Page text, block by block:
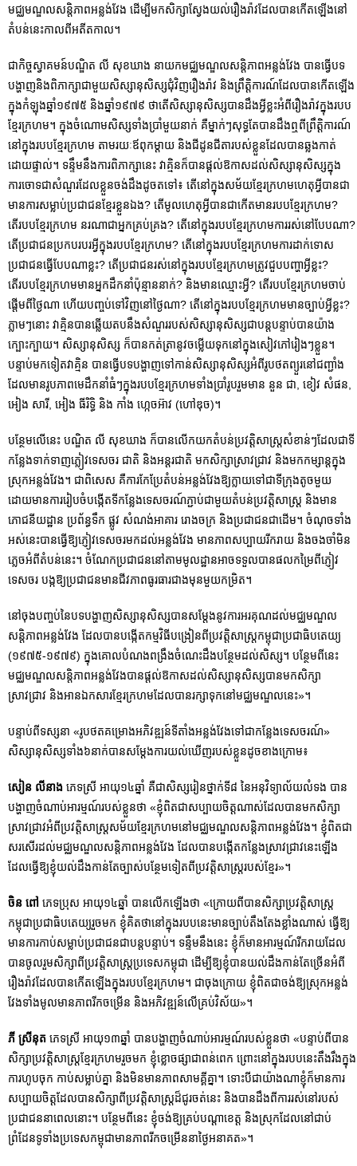
មជ្ឈមណ្ឌលសន្តិភាពអន្លង់វែង ដើម្បីមកសិក្សាស្វែងយល់រឿងរ៉ាវដែលបានកើតឡើងនៅ
តំបន់នេះកាលពីអតីតកាល។
ជាកិច្ចស្វាគមន៍បណ្ឌិត លី សុខឃាង នាយកមជ្ឈមណ្ឌលសន្ដិភាពអន្លង់វែង បានធ្វើបទ
បង្ហាញនិងពិភាក្សាជាមួយសិស្សានុសិស្សជុំវិញរឿងរ៉ាវ និងព្រឹត្តិការណ៍ដែលបានកើតឡើង
ក្នុងកំឡុងឆ្នាំ១៩៧៥ និងឆ្នាំ១៩៧៩ ថាតើសិស្សានុសិស្សបានដឹងអ្វីខ្លះអំពីរឿងរ៉ាវក្នុងរបប
ខ្មែរក្រហម។ ក្នុងចំណោមសិស្សទាំងប្រាំមួយនាក់ គឺម្នាក់ៗសុទ្ធតែបានដឹងឮពីព្រឹត្តិការណ៍
នៅក្នុងរបបខ្មែរក្រហម តាមរយៈឪពុកម្ដាយ និងជីដូនជីតារបស់ខ្លួនដែលបានឆ្លងកាត់
ដោយផ្ទាល់។ ទន្ទឹមនឹងការពិភាក្សានេះ វាគ្មិនក៏បានផ្ដល់ឱកាសដល់សិស្សានុសិស្សក្នុង
ការចោទជាសំណួរដែលខ្លួនចង់ដឹងដូចតទៅ៖ តើនៅក្នុងសម័យខ្មែរក្រហមហេតុអ្វីបានជា
មានការសម្លាប់ប្រជាជនខ្មែរខ្លួនឯង? តើមូលហេតុអ្វីបានជាកើតមានរបបខ្មែរក្រហម?
តើរបបខ្មែរក្រហម នរណាជាអ្នកគ្រប់គ្រង? តើនៅក្នុងរបបខ្មែរក្រហមការរស់នៅបែបណា?
តើប្រជាជនប្រកបរបរអ្វីក្នុងរបបខ្មែរក្រហម? តើនៅក្នុងរបបខ្មែរក្រហមការដាក់ទោស
ប្រជាជនធ្វើបែបណាខ្លះ? តើប្រជាជនរស់នៅក្នុងរបបខ្មែរក្រហមត្រូវជួបបញ្ហាអ្វីខ្លះ?
តើរបបខ្មែរក្រហមមានអ្នកដឹកនាំប៉ុន្មាននាក់? និងមានឈ្មោះអ្វី? តើរបបខ្មែរក្រហមចាប់
ផ្ដើមពីថ្ងៃណា ហើយបញ្ចប់ទៅវិញនៅថ្ងៃណា? តើនៅក្នុងរបបខ្មែរក្រហមមានច្បាប់អ្វីខ្លះ?
ភ្លាមៗនោះ វាគ្មិនបានឆ្លើយតបនឹងសំណួររបស់សិស្សានុសិស្សជាបន្តបន្ទាប់បានយ៉ាង
ក្បោះក្បាយ។ សិស្សានុសិស្ស ក៏បានកត់ត្រានូវចម្លើយទុកនៅក្នុងសៀវភៅរៀងៗខ្លួន។
បន្ទាប់មកទៀតវាគ្មិន បានធ្វើបទបង្ហាញទៅកាន់សិស្សានុសិស្សអំពីរូបថតព្យួរនៅជញ្ជាំង
ដែលមានរូបភាពមេដឹកនាំធំៗក្នុងរបបខ្មែរក្រហមទាំងប្រាំរូបរួមមាន នួន ជា, ខៀវ សំផន,
អៀង សារី, អៀង ធីរិទ្ធិ និង កាំង ហ្កេចអ៊ាវ (ហៅឌុច)។
បន្ថែមលើនេះ បណ្ឌិត លី សុខឃាង ក៏បានលើកយកតំបន់ប្រវត្តិសាស្រ្តសំខាន់ៗដែលជាទី
កន្លែងទាក់ទាញភ្លៀវទេសចរ ជាតិ និងអន្តរជាតិ មកសិក្សាស្រាវជ្រាវ និងមកកម្សាន្តក្នុង
ស្រុកអន្លង់វែង។ ជាពិសេស គឺការកែប្រែតំបន់អន្លង់វែងឱ្យក្លាយទៅជាទីក្រុងតូចមួយ
ដោយមានការរៀបចំបង្កើតទីកន្លែងទេសចរណ៍ភ្ជាប់ជាមួយតំបន់ប្រវត្តិសាស្រ្ត និងមាន
ភោជនីយដ្ឋាន ប្រព័ន្ធទឹក ផ្លូវ សំណង់អាគារ រោងចក្រ និងប្រជាជនជាដើម។ ចំណុចទាំង
អស់នេះបានធ្វើឱ្យភ្ញៀវទេសចរមកដល់អន្លង់វែង មានភាពសប្បាយរីករាយ និងចងចាំមិន
ភ្លេចអំពីតំបន់នេះ។ ចំណែកប្រជាជននៅតាមមូលដ្ឋានអាចទទួលបានផលកម្រៃពីភ្ញៀវ
ទេសចរ បង្កឱ្យប្រជាជនមានជីវភាពធូរធារជាងមុនមួយកម្រិត។
នៅចុងបញ្ចប់នៃបទបង្ហាញសិស្សានុសិស្សបានសម្ដែងនូវការអរគុណដល់មជ្ឈមណ្ឌល
សន្តិភាពអន្លង់វែង ដែលបានបង្កើតកម្មវិធីបង្រៀនពីប្រវត្តិសាស្រ្តកម្ពុជាប្រជាធិបតេយ្យ
(១៩៧៥-១៩៧៩) ក្នុងគោលបំណងពង្រឹងចំណេះដឹងបន្ថែមដល់សិស្ស។ បន្ថែមពីនេះ
មជ្ឈមណ្ឌលសន្តិភាពអន្លង់វែងបានផ្ដល់ឱកាសដល់សិស្សានុសិស្សបានមកសិក្សា
ស្រាវជ្រាវ និងអានឯកសារខ្មែរក្រហមដែលបានរក្សាទុកនៅមជ្ឈមណ្ឌលនេះ»។
បន្ទាប់ពីទស្សនា «រូបថតគម្រោងអភិវឌ្ឍន៍ទីតាំងអន្លង់វែងទៅជាកន្លែងទេសចរណ៍»
សិស្សា​នុសិស្ស​ទាំង៦នាក់បានសម្ដែងការយល់ឃើញរបស់ខ្លួនដូចខាងក្រោម៖
សៀន លីនាង ភេទស្រី អាយុ១៤ឆ្នាំ គឺជាសិស្សរៀនថ្នាក់ទី៨ នៃអនុវិទ្យាល័យលំទង បាន
បង្ហាញចំណាប់អារម្មណ៍របស់ខ្លួនថា «ខ្ញុំពិតជាសប្បាយចិត្តណាស់ដែលបានមកសិក្សា
ស្រាវជ្រាវអំពីប្រវត្តិសាស្រ្តសម័យខ្មែរក្រហមនៅមជ្ឈមណ្ឌលសន្តិភាពអន្លង់វែង។ ខ្ញុំពិតជា
សរសើរដល់មជ្ឈមណ្ឌលសន្តិភាពអន្លង់វែង ដែលបានបង្កើតកន្លែងស្រាវជ្រាវនេះឡើង
ដែលធ្វើឱ្យខ្ញុំយល់ដឹងកាន់តែច្បាស់បន្ថែមទៀតពីប្រវត្តិសាស្ត្ររបស់ខ្មែរ»។
ចិន ពៅ ភេទប្រុស អាយុ១៤ឆ្នាំ បានលើកឡើងថា «ក្រោយពីបានសិក្សាប្រវត្តិសាស្រ្ត
កម្ពុជាប្រជាធិបតេយ្យរួចមក ខ្ញុំគិតថានៅក្នុងរបបនេះមានច្បាប់តឹងតែងខ្លាំងណាស់ ធ្វើឱ្យ
មានការកាប់សម្លាប់ប្រជាជនជាបន្តបន្ទាប់។ ទន្ទឹមនឹងនេះ ខ្ញុំក៏មានអារម្មណ៍រីករាយដែល
បានចូលរួមសិក្សាពីប្រវត្តិសាស្រ្តប្រទេសកម្ពុជា ដើម្បីឱ្យខ្ញុំបានយល់ដឹងកាន់តែច្រើនអំពី
រឿងរ៉ាវដែលបានកើតឡើងក្នុងរបបខ្មែរក្រហម។ ជាចុងក្រោយ ខ្ញុំពិតជាចង់ឱ្យស្រុកអន្លង់
វែងទាំងមូលមានភាពរីកចម្រើន និងអភិវឌ្ឍន៍លើគ្រប់វិស័យ»។
ភី ស្រីនុត ភេទស្រី អាយុ១៣ឆ្នាំ បានបង្ហាញចំណាប់អារម្មណ៍របស់ខ្លួនថា «បន្ទាប់ពីបាន
សិក្សាប្រវត្តិសាស្រ្តខ្មែរក្រហមរួចមក ខ្ញុំខ្លោចផ្សាជាពន់ពេក ព្រោះនៅក្នុងរបបនេះតឹងរឹងក្នុង
ការហូបចុក កាប់សម្លាប់គ្នា និងមិនមានភាពសាមគ្គីគ្នា។ ទោះបីជាយ៉ាងណាខ្ញុំក៏មានការ
សប្បាយចិត្តដែលបានសិក្សាពីប្រវត្តិសាស្រ្តដ៏ជូរចត់នេះ និងបានដឹងពីការរស់នៅរបស់
ប្រជាជននាពេលនោះ។ បន្ថែមពីនេះ ខ្ញុំចង់ឱ្យគ្រប់បណ្ដាខេត្ត និងស្រុកដែលនៅជាប់
ព្រំដែនទូទាំងប្រទេសកម្ពុជាមានភាពរីកចម្រើននាថ្ងៃអនាគត»។